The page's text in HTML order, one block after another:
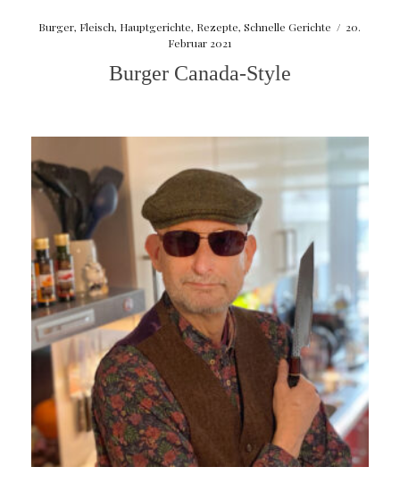
Burger, Fleisch, Hauptgerichte, Rezepte,Schnelle Gerichte / 20.
Februar 2021
Burger Canada-Style